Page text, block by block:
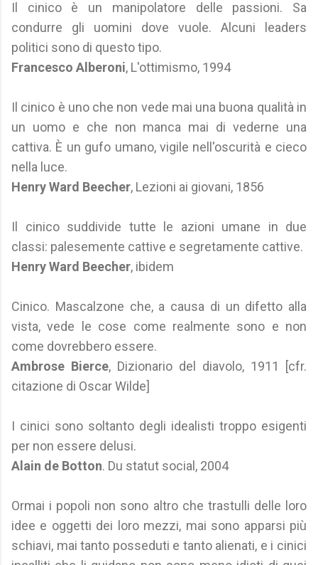
Il cinico è un manipolatore delle passioni. Sa
condurre gli uomini dove vuole. Alcuni leaders
politici sono di questo tipo.
Francesco Alberoni, L'ottimismo, 1994
Il cinico è uno che non vede mai una buona qualità in
un uomo e che non manca mai di vederne una
cattiva. È un gufo umano, vigile nell'oscurità e cieco
nella luce.
Henry Ward Beecher, Lezioni ai giovani, 1856
Il cinico suddivide tutte le azioni umane in due
classi: palesemente cattive e segretamente cattive.
Henry Ward Beecher, ibidem
Cinico. Mascalzone che, a causa di un difetto alla
vista, vede le cose come realmente sono e non
come dovrebbero essere.
Ambrose Bierce, Dizionario del diavolo, 1911 [cfr.
citazione di Oscar Wilde]
I cinici sono soltanto degli idealisti troppo esigenti
per non essere delusi.
Alain de Botton. Du statut social, 2004
Ormai i popoli non sono altro che trastulli delle loro
idee e oggetti dei loro mezzi, mai sono apparsi più
schiavi, mai tanto posseduti e tanto alienati, e i cinici